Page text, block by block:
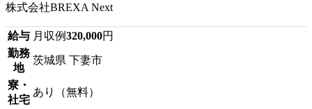
株式会社BREXA Next
給与 月収例320,000円
勤務
地
茨城県 下妻市
寮・
社宅
あり（無料）